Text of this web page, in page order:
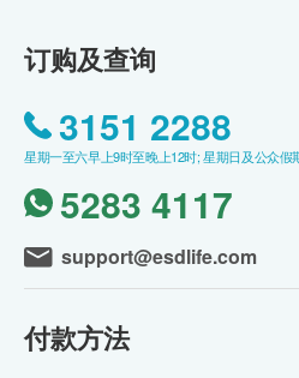
订购及查询
3151 2288
星期一至六早上9时至晚上12时; 星期日及公众假
5283 4117
support@esdlife.com
付款方法